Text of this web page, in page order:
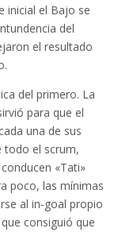
inicial el Bajo se
del
el resultado
del primero. La
para que el
una de sus
todo el scrum,
«Tati»
poco, las mínimas
al in-goal propio
consiguió que